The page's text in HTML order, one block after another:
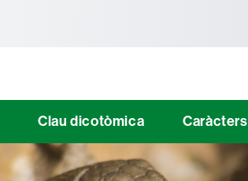
Clau dicotòmica Caràcters